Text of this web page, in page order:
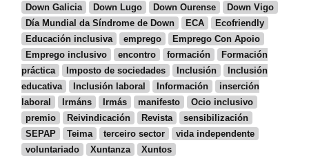
Down Galicia
Down Lugo Down Ourense
Down Vigo
Día Mundial da Síndrome de Down
ECA
Ecofriendly
Educación inclusiva
emprego
Emprego Con Apoio
Emprego inclusivo
encontro formación
Formación
práctica
Imposto de sociedades Inclusión
Inclusión
educativa
Inclusión laboral Información
inserción
laboral
Irmáns Irmás manifesto
Ocio inclusivo
premio
Reivindicación Revista
sensibilización
SEPAP
Teima terceiro sector
vida independente
voluntariado
Xuntanza Xuntos